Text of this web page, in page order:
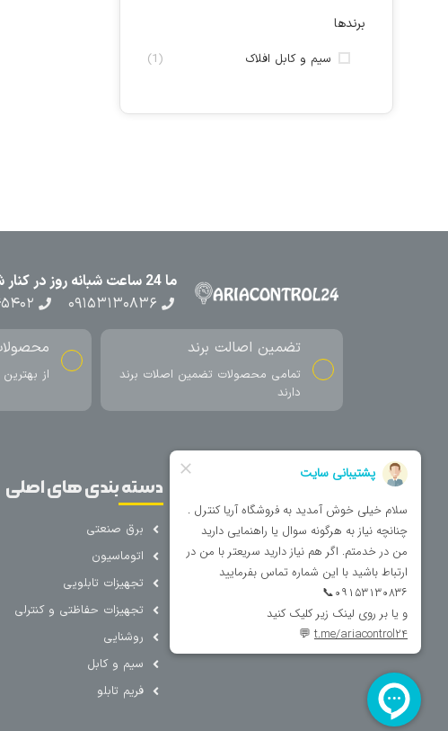
برندها
سیم و کابل افلاک (1)
ما 24 ساعت شبانه روز در کنار شما هستیم
۰۹۱۵۳۱۳۰۸۳۶
تضمین اصالت برند
تمامی محصولات تضمین اصلات برند
دارند
از
صفحات اصلی
خانه
درباره ما
تماس با ما
فروشگاه
دسته بندی های اصلی
برق صنعتی
اتوماسیون
تجهیزات تابلویی
تجهیزات حفاظتی و کنترلی
روشنایی
سیم و کابل
فریم تابلو